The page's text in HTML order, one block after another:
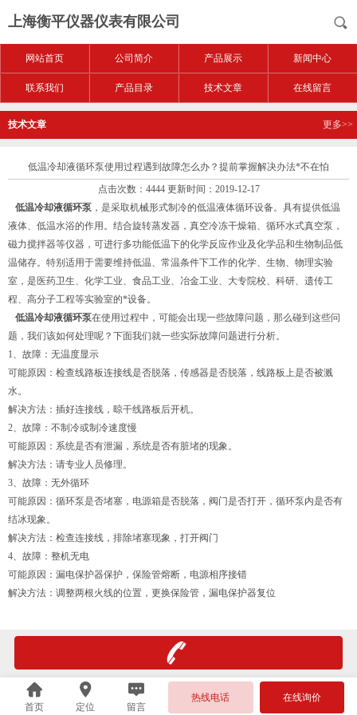
上海衡平仪器仪表有限公司
网站首页 公司简介 产品展示 新闻中心
联系我们 产品目录 技术文章 在线留言
技术文章 更多>>
低温冷却液循环泵使用过程遇到故障怎么办？提前掌握解决办法*不在怕
点击次数：4444 更新时间：2019-12-17
低温冷却液循环泵 ，是采取机械形式制冷的低温液体循环设备。具有提供低温
液体、低温水浴的作用。结合旋转蒸发器，真空冷冻干燥箱、循环水式真空泵，
磁力搅拌器等仪器，可进行多功能低温下的化学反应作业及化学品和生物制品低
温储存。特别适用于需要维持低温、常温条件下工作的化学、生物、物理实验
室，是医药卫生、化学工业、食品工业、冶金工业、大专院校、科研、遗传工
程、高分子工程等实验室的*设备。
低温冷却液循环泵在使用过程中，可能会出现一些故障问题，那么碰到这些问
题，我们该如何处理呢？下面我们就一些实际故障问题进行分析。
1、故障：无温度显示
可能原因：检查线路板连接线是否脱落，传感器是否脱落，线路板上是否被溅
水。
解决方法：插好连接线，晾干线路板后开机。
2、故障：不制冷或制冷速度慢
可能原因：系统是否有泄漏，系统是否有脏堵的现象。
解决方法：请专业人员修理。
3、故障：无外循环
可能原因：循环泵是否堵塞，电源箱是否脱落，阀门是否打开，循环泵内是否有
结冰现象。
解决方法：检查连接线，排除堵塞现象，打开阀门
4、故障：整机无电
可能原因：漏电保护器保护，保险管熔断，电源相序接错
解决方法：调整两根火线的位置，更换保险管，漏电保护器复位
首页 定位 留言
热线电话 在线询价